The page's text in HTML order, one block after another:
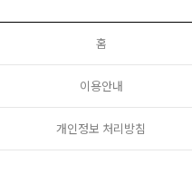
홈
이용안내
개인정보 처리방침